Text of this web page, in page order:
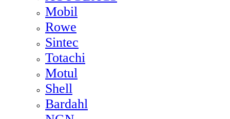
Mobil
Rowe
Sintec
Totachi
Motul
Shell
Bardahl